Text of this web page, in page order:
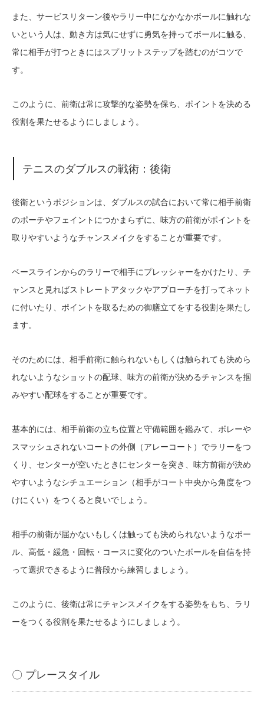
また、サービスリターン後やラリー中になかなかボールに触れな
いという人は、動き方は気にせずに勇気を持ってボールに触る、
常に相手が打つときにはスプリットステップを踏むのがコツで
す。
このように、前衛は常に攻撃的な姿勢を保ち、ポイントを決める
役割を果たせるようにしましょう。
テニスのダブルスの戦術：後衛
後衛というポジションは、ダブルスの試合において常に相手前衛
のポーチやフェイントにつかまらずに、味方の前衛がポイントを
取りやすいようなチャンスメイクをすることが重要です。
ベースラインからのラリーで相手にプレッシャーをかけたり、チ
ャンスと見ればストレートアタックやアプローチを打ってネット
に付いたり、ポイントを取るための御膳立てをする役割を果たし
ます。
そのためには、相手前衛に触られないもしくは触られても決めら
れないようなショットの配球、味方の前衛が決めるチャンスを掴
みやすい配球をすることが重要です。
基本的には、相手前衛の立ち位置と守備範囲を鑑みて、ボレーや
スマッシュされないコートの外側（アレーコート）でラリーをつ
くり、センターが空いたときにセンターを突き、味方前衛が決め
やすいようなシチュエーション（相手がコート中央から角度をつ
けにくい）をつくると良いでしょう。
相手の前衛が届かないもしくは触っても決められないようなボー
ル、高低・緩急・回転・コースに変化のついたボールを自信を持
って選択できるように普段から練習しましょう。
このように、後衛は常にチャンスメイクをする姿勢をもち、ラリ
ーをつくる役割を果たせるようにしましょう。
〇 プレースタイル